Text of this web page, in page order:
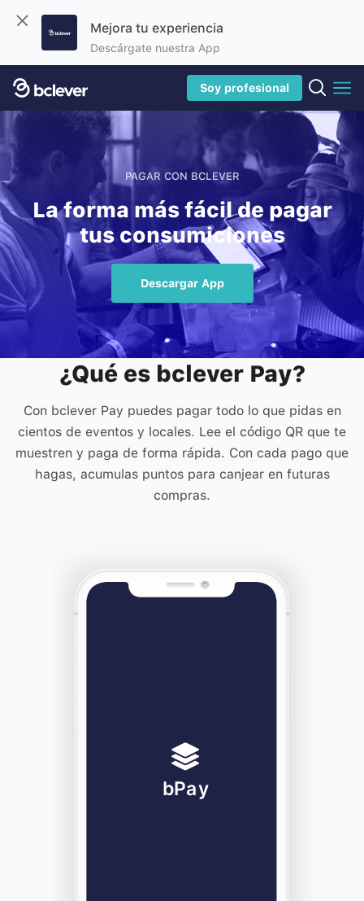
Mejora tu experiencia
Descárgate nuestra App
Soy profesional
PAGAR CON BCLEVER
La forma más fácil de pagar
tus consumiciones
Descargar App
¿Qué es bclever Pay?
Con bclever Pay puedes pagar todo lo que pidas en
cientos de eventos y locales. Lee el código QR que te
muestren y paga de forma rápida. Con cada pago que
hagas, acumulas puntos para canjear en futuras
compras.